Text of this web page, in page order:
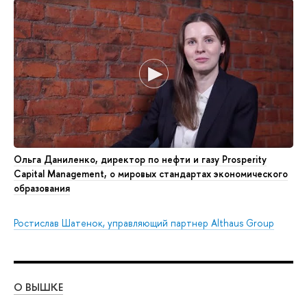
Ольга Даниленко, директор по нефти и газу Prosperity
Capital Management, о мировых стандартах экономического
образования
Ростислав Шатенок, управляющий партнер Althaus Group
О ВЫШКЕ